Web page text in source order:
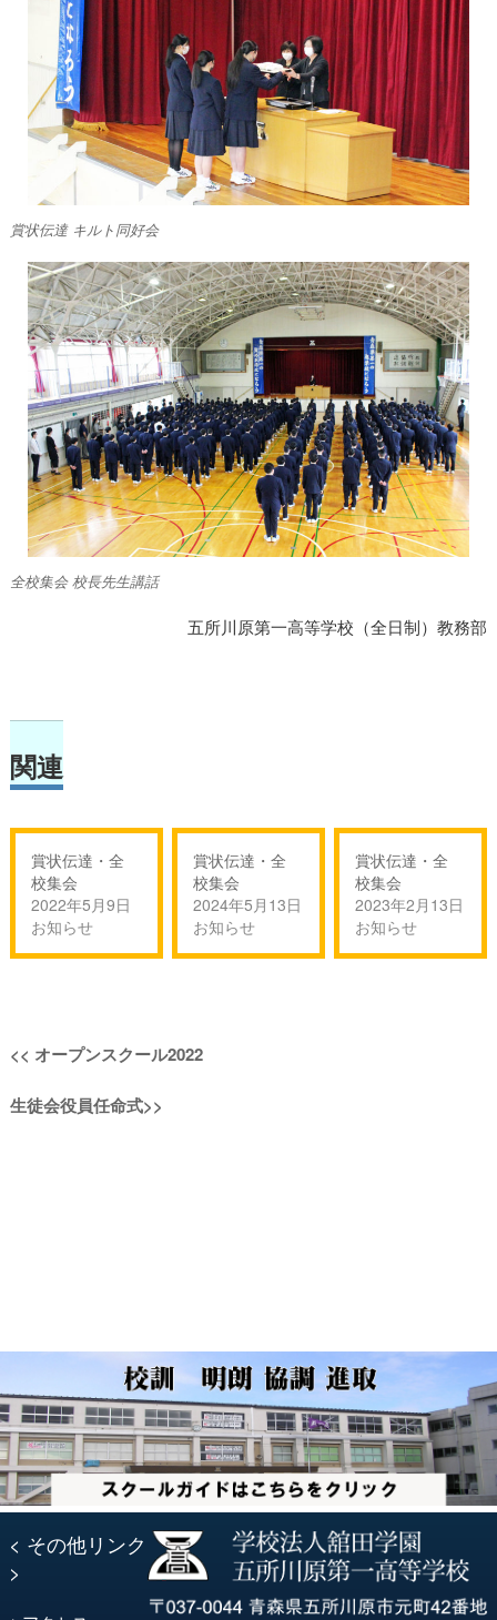
賞状伝達 キルト同好会
全校集会 校長先生講話
五所川原第一高等学校（全日制）教務部
関連
賞状伝達・全
校集会
2022年5月9日
お知らせ
賞状伝達・全
校集会
2024年5月13日
お知らせ
賞状伝達・全
校集会
2023年2月13日
お知らせ
投
稿
ョ
ン
<< 過
の
オープンスクール2022
次
生徒会役員任命式>>
< その他リンク
>